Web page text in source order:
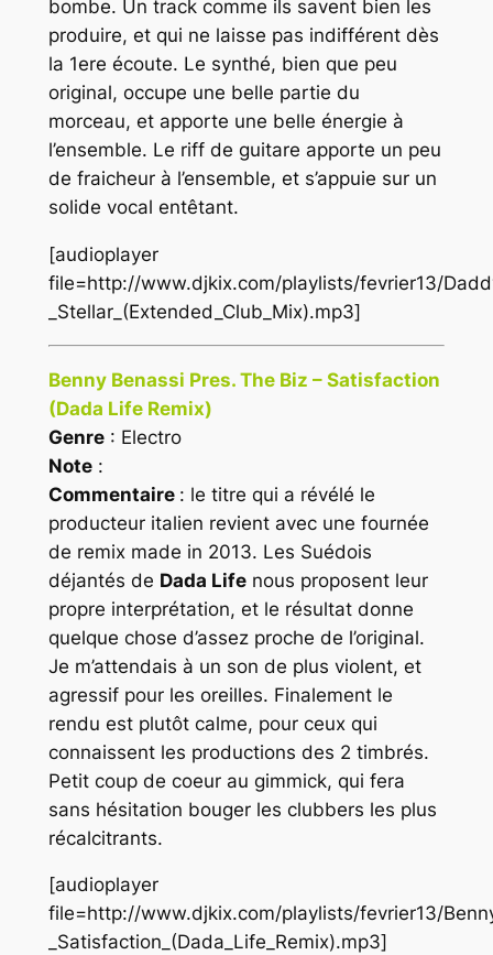
bombe. Un track comme ils savent bien les
produire, et qui ne laisse pas indifférent dès
la 1ere écoute. Le synthé, bien que peu
original, occupe une belle partie du
morceau, et apporte une belle énergie à
l’ensemble. Le riff de guitare apporte un peu
de fraicheur à l’ensemble, et s’appuie sur un
solide vocal entêtant.
[audioplayer
file=http://www.djkix.com/playlists/fevrier13/
_Stellar_(Extended_Club_Mix).mp3]
Benny Benassi Pres. The Biz – Satisfaction
(Dada Life Remix)
Genre: Electro
Note:
Commentaire : le titre qui a révélé le
producteur italien revient avec une fournée
de remix made in 2013. Les Suédois
déjantés de Dada Lifenous proposent leur
propre interprétation, et le résultat donne
quelque chose d’assez proche de l’original.
Je m’attendais à un son de plus violent, et
agressif pour les oreilles. Finalement le
rendu est plutôt calme, pour ceux qui
connaissent les productions des 2 timbrés.
Petit coup de coeur au gimmick, qui fera
sans hésitation bouger les clubbers les plus
récalcitrants.
[audioplayer
file=http://www.djkix.com/playlists/fevrier13/
_Satisfaction_(Dada_Life_Remix).mp3]